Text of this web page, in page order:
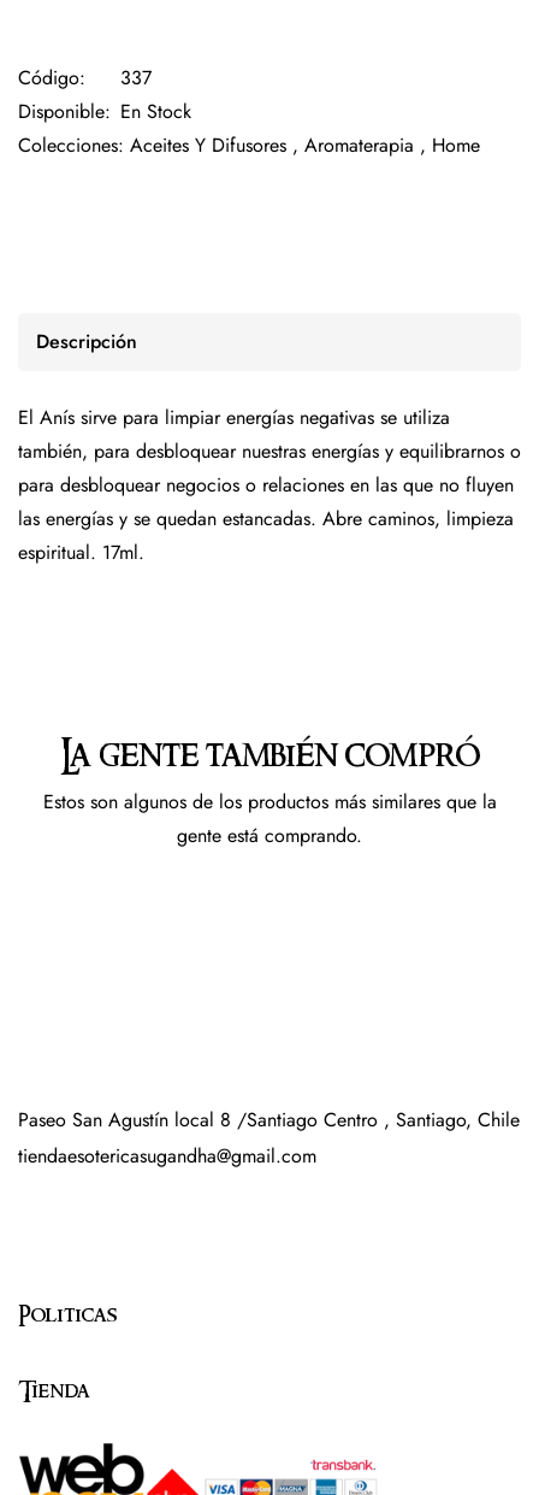
Código:
337
Disponible: En Stock
Colecciones: Aceites Y Difusores , Aromaterapia , Home
Descripción
El Anís sirve para limpiar energías negativas se utiliza
también, para desbloquear nuestras energías y equilibrarnos o
para desbloquear negocios o relaciones en las que no fluyen
las energías y se quedan estancadas. Abre caminos, limpieza
espiritual. 17ml.
La gente también compró
Estos son algunos de los productos más similares que la
gente está comprando.
Paseo San Agustín local 8 /Santiago Centro , Santiago, Chile
tiendaesotericasugandha@gmail.com
Politicas
Tienda